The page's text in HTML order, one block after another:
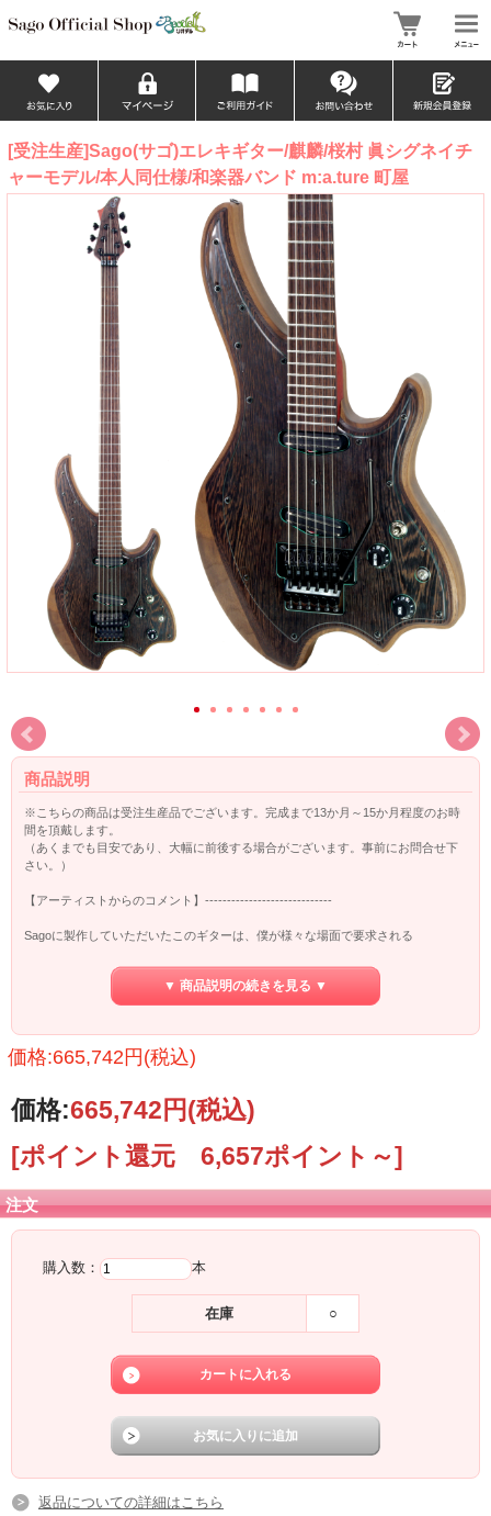
[受注生産]Sago(サゴ)エレキギター/麒麟/桜村 眞シグネイチ
ャーモデル/本人同仕様/和楽器バンド m:a.ture 町屋
商品説明
※こちらの商品は受注生産品でございます。完成まで13か月～15か月程度のお時
間を頂戴します。
（あくまでも目安であり、大幅に前後する場合がございます。事前にお問合せ下
さい。）
【アーティストからのコメント】-----------------------------
Sagoに製作していただいたこのギターは、僕が様々な場面で要求される
問題を全てクリアにし、創作意欲を掻き立ててくれる最高の相棒です。
【製品スペック】--------------------------------------------------
BodyTop : Wenge
Scale : 839mm(29F)
Radius : 10-14inch compoundradius
Fret : Jescar FW47095 Stainless Fret
Joint : Bolt-on
+ Tone + Mini Toggle SW(Auto tap) + Coil Tap SW
Tuner : Gotoh SGS510MG-T
Bridge : Schaller Lock Meister w/Graph tech ghost pickup
BridgePU : L(x) Twin Rail Humbucker
【付属品・その他注意事項】-----------------------------------
●Sago オリジナルギグバッグ
●完成写真を収めたディスク
▼ 商品説明の続きを見る ▼
価格:665,742円(税込)
価格:665,742円(税込)
[ポイント還元 6,657ポイント～]
注文
購入数： 本
在庫 ○
返品についての詳細はこちら